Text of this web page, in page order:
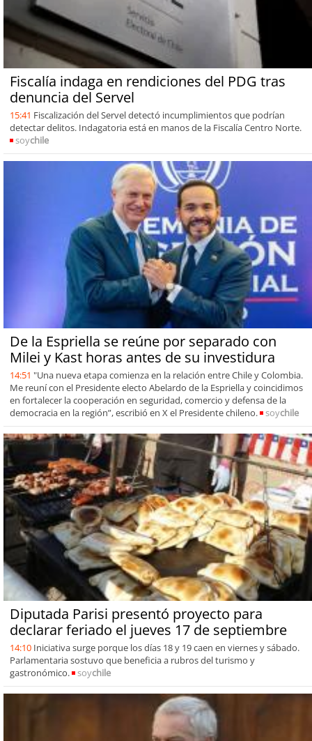
Fiscalía indaga en rendiciones del PDG tras
denuncia del Servel
15:41 Fiscalización del Servel detectó incumplimientos que podrían
detectar delitos. Indagatoria está en manos de la Fiscalía Centro Norte.
soychile
De la Espriella se reúne por separado con
Milei y Kast horas antes de su investidura
14:51 "Una nueva etapa comienza en la relación entre Chile y Colombia.
Me reuní con el Presidente electo Abelardo de la Espriella y coincidimos
en fortalecer la cooperación en seguridad, comercio y defensa de la
democracia en la región”, escribió en X el Presidente chileno.
soychile
Diputada Parisi presentó proyecto para
declarar feriado el jueves 17 de septiembre
14:10 Iniciativa surge porque los días 18 y 19 caen en viernes y sábado.
Parlamentaria sostuvo que beneficia a rubros del turismo y
gastronómico.
soychile